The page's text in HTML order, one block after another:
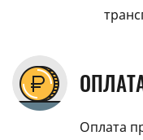
Оплата